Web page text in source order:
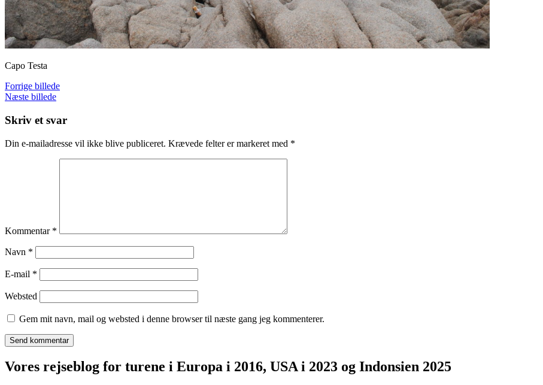
Capo Testa
Forrige billede
Næste billede
Skriv et svar
Din e-mailadresse vil ikke blive publiceret. Krævede felter er markeret med *
Kommentar *
Navn *
E-mail *
Websted
Gem mit navn, mail og websted i denne browser til næste gang jeg kommenterer.
Vores rejseblog for turene i Europa i 2016, USA i 2023 og Indonsien 2025